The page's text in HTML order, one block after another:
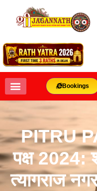
Bookings
PITRU
पक्ष 2024:
त्यागराज